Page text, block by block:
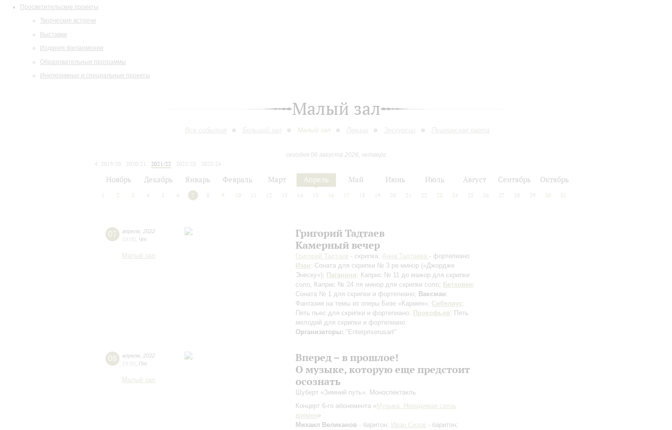
Просветительские проекты
Творческие встречи
Выставки
Издания филармонии
Образовательные программы
Инклюзивные и специальные проекты
Малый зал
Все события Большой зал Малый зал Лекции Экскурсии Пушкинская карта
сегодня 06 августа 2026, четверг
2019/20
2020/21 2021/22 2022/23
2023/24
Ноябрь Декабрь Январь Февраль Март Апрель Май Июнь Июль Август Сентябрь Октябрь
2 3 4 5 6 7 8 9 10 12 13 14 15 16 17 18 19 20 21 22 23 24 25 26 27 28 29 30 31
07 апреля 2022
19:00 Чт
Малый зал
Григорий Тадтаев
Камерный вечер
Григорий Тадтаев - скрипка; Анна Тадтаева - фортепиано
Изаи: Соната для скрипки № 3 ре минор («Джордже
Энеску»); Паганини: Каприс № 11 до мажор для скрипки
соло, Каприс № 24 ля минор для скрипки соло; Бетховен:
Соната № 1 для скрипки и фортепиано; Ваксман:
Фантазия на темы из оперы Бизе «Кармен»; Сибелиус:
Пять пьес для скрипки и фортепиано; Прокофьев: Пять
мелодий для скрипки и фортепиано
Организаторы: "Enterpriserusart"
08 апреля 2022
19:00 Пт
Малый зал
Вперед – в прошлое!
О музыке, которую еще предстоит
осознать
Шуберт «Зимний путь». Моноспектакль
Концерт 6-го абонемента « Музыка. Невидимая связь
времен»
Михаил Великанов - баритон; Иван Сизов - баритон;